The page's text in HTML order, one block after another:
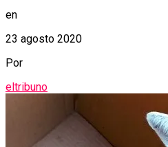
en
23 agosto 2020
Por
eltribuno